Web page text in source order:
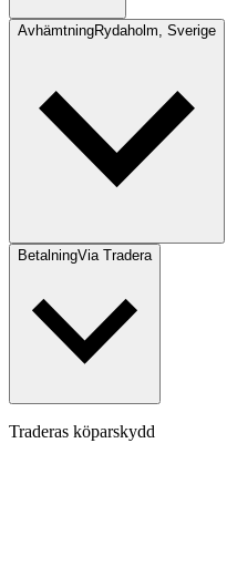
AvhämtningRydaholm, Sverige
BetalningVia Tradera
Traderas köparskydd